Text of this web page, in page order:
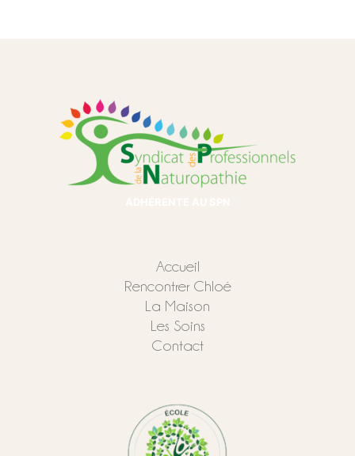
Accueil
Rencontrer Chloé
La Maison
Les Soins
Contact